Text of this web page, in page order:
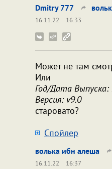
Dmitry 777
16.11.22
16:33
Может не там
Или
Год/Дата Выпуска:
Версия: v9.0
старовато?
Cпойлер
волька ибн алеша
16.11.22
16:37